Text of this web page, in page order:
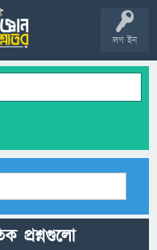
লগ ইন
প্রশ্নগুলো